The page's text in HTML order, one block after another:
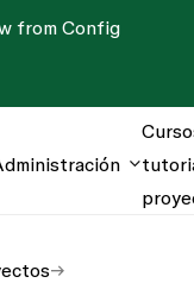
from Config